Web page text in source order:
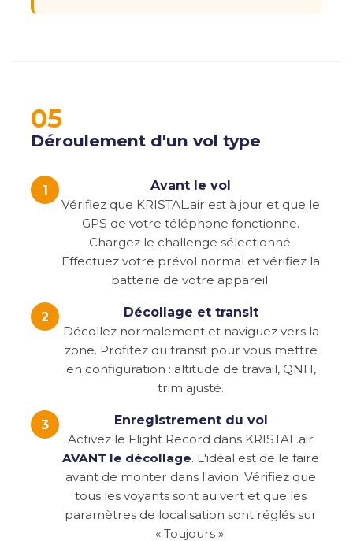
05
Déroulement d'un vol type
1
Avant le vol
Vérifiez que KRISTAL.air est à jour et que le
GPS de votre téléphone fonctionne.
Chargez le challenge sélectionné.
Effectuez votre prévol normal et vérifiez la
batterie de votre appareil.
2
Décollage et transit
Décollez normalement et naviguez vers la
zone. Profitez du transit pour vous mettre
en configuration : altitude de travail, QNH,
trim ajusté.
3
Enregistrement du vol
Activez le Flight Record dans KRISTAL.air
AVANT le décollage. L'idéal est de le faire
avant de monter dans l'avion. Vérifiez que
tous les voyants sont au vert et que les
paramètres de localisation sont réglés sur
« Toujours ».